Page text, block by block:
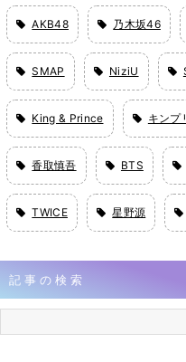
AKB48 乃木坂46
SMAP NiziU
King & Prince キンプ
香取慎吾 BTS
TWICE 星野源
記事の検索